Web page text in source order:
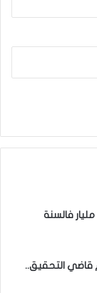
أيت منا: “الوداد اليوم عايشة بسبابي وخسرت 20 مليار فالسنة
قاضي التحقيق..